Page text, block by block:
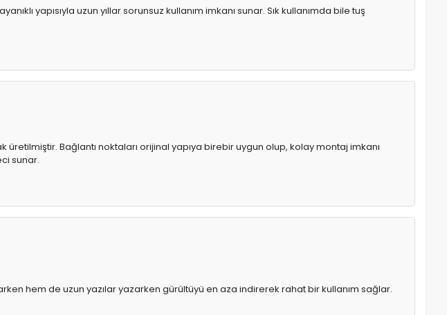
yapısıyla uzun yıllar sorunsuz kullanım imkanı sunar. Sık kullanımda bile tuş
Bağlantı noktaları orijinal yapıya birebir uygun olup, kolay montaj imkanı
sunar.
hem de uzun yazılar yazarken gürültüyü en aza indirerek rahat bir kullanım sağlar.